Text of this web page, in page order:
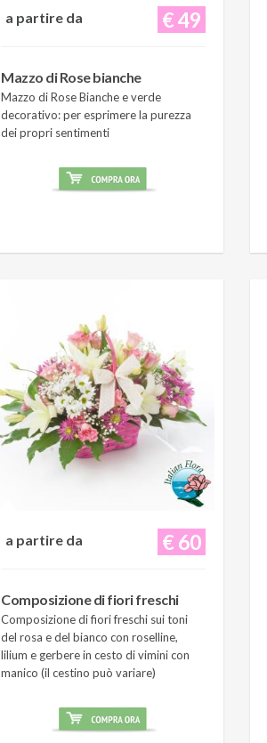
€ 49
a partire da
Mazzo di Rose bianche
Mazzo di Rose Bianche e verde
decorativo: per esprimere la purezza
dei propri sentimenti
€ 60
a partire da
Composizione di fiori freschi
Composizione di fiori freschi sui toni
del rosa e del bianco con roselline,
lilium e gerbere in cesto di vimini con
manico (il cestino può variare)